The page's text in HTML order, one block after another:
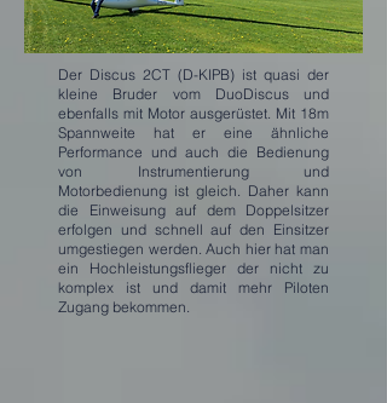
Der Discus 2CT (D-KIPB) ist quasi der
kleine Bruder vom DuoDiscus und
ebenfalls mit Motor ausgerüstet. Mit 18m
Spannweite hat er eine ähnliche
Performance und auch die Bedienung
von Instrumentierung und
Motorbedienung ist gleich. Daher kann
die Einweisung auf dem Doppelsitzer
erfolgen und schnell auf den Einsitzer
umgestiegen werden. Auch hier hat man
ein Hochleistungsflieger der nicht zu
komplex ist und damit mehr Piloten
Zugang bekommen.